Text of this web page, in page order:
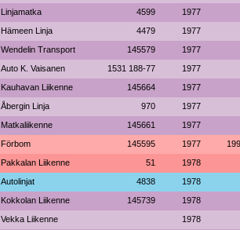
Linjamatka 4599 1977
Hämeen Linja 4479 1977
Wendelin Transport 145579 1977
Auto K. Vaisanen 1531 188-77 1977
Kauhavan Liikenne 145664 1977
Åbergin Linja 970 1977
Matkaliikenne 145661 1977
Förbom 145595 1977
Pakkalan Liikenne 51 1978
Autolinjat 4838 1978
Kokkolan Liikenne 145739 1978
Vekka Liikenne 1978